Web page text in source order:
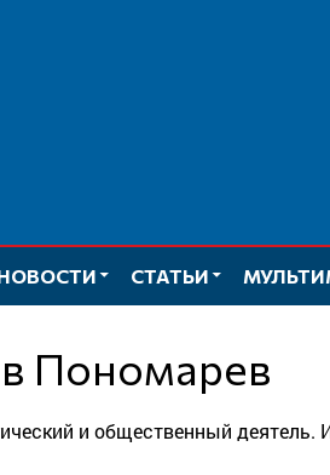
СТАТЬИ
Пономарев
и общественный